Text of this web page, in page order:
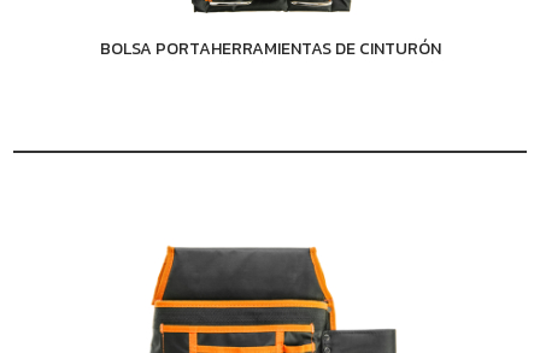
BOLSA PORTAHERRAMIENTAS DE CINTURÓN